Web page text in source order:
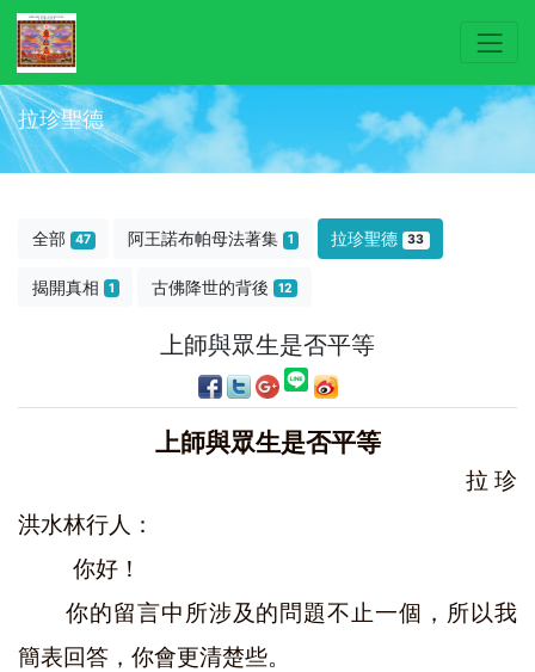
拉珍聖德
全部 47 阿王諾布帕母法著集 1 拉珍聖德 33
揭開真相 1 古佛降世的背後 12
上師與眾生是否平等
上師與眾生是否平等
拉 珍
洪水林行人：
你好！
你的留言中所涉及的問題不止一個，所以我
簡表回答，你會更清楚些。